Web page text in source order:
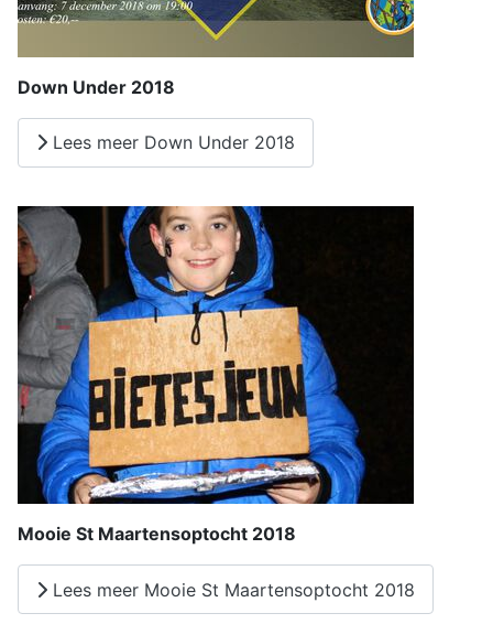
Down Under 2018
Lees meer Down Under 2018
Mooie St Maartensoptocht 2018
Lees meer Mooie St Maartensoptocht 2018